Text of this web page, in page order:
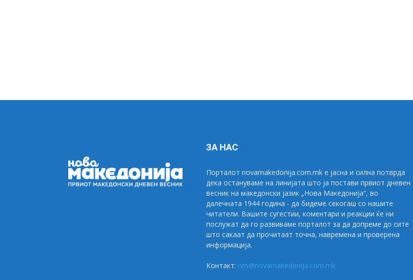
ЗА НАС
Порталот novamakedonija.com.mk е јасна и силна потврда
дека остануваме на линијата што ја постави првиот дневен
весник на македонски јазик „Нова Македонија“, во
далечната 1944 година - да бидеме секогаш со нашите
читатели. Вашите сугестии, коментари и реакции ќе ни
послужат да го развиваме порталот за да допреме до сите
што сакаат да прочитаат точна, навремена и проверена
информација.
Контакт: nm@novamakedonija.com.mk